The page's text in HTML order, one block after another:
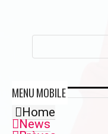
MENUMOBILE
Home
News